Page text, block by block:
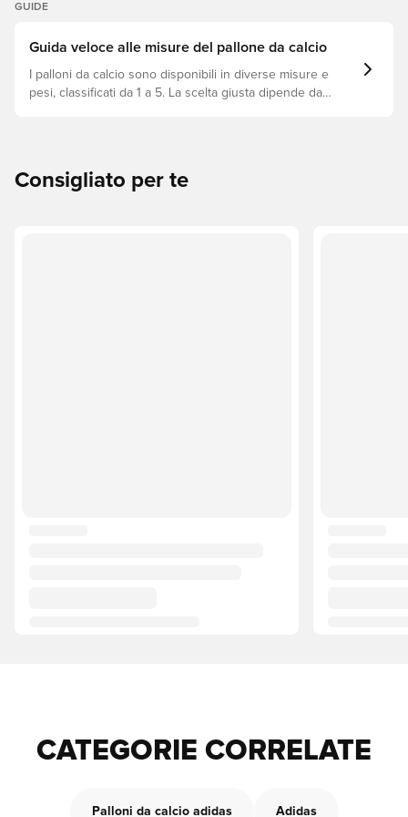
GUIDE
Guida veloce alle misure del pallone da calcio
I palloni da calcio sono disponibili in diverse misure e
pesi, classificati da 1 a 5. La scelta giusta dipende da
Consigliato per te
CATEGORIE CORRELATE
Palloni da calcio adidas Adidas